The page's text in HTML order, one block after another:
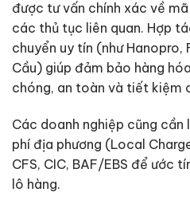
được tư vấn chính xác về
các thủ tục liên quan. Hợp
chuyển uy tín (như Hanopro,
Cầu) giúp đảm bảo hàng
chóng, an toàn và tiết kiệm
Các doanh nghiệp cũng
phí địa phương (Local
CFS, CIC, BAF/EBS để ước
lô hàng.